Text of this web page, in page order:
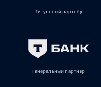
Титульный партнёр
Генеральный партнёр